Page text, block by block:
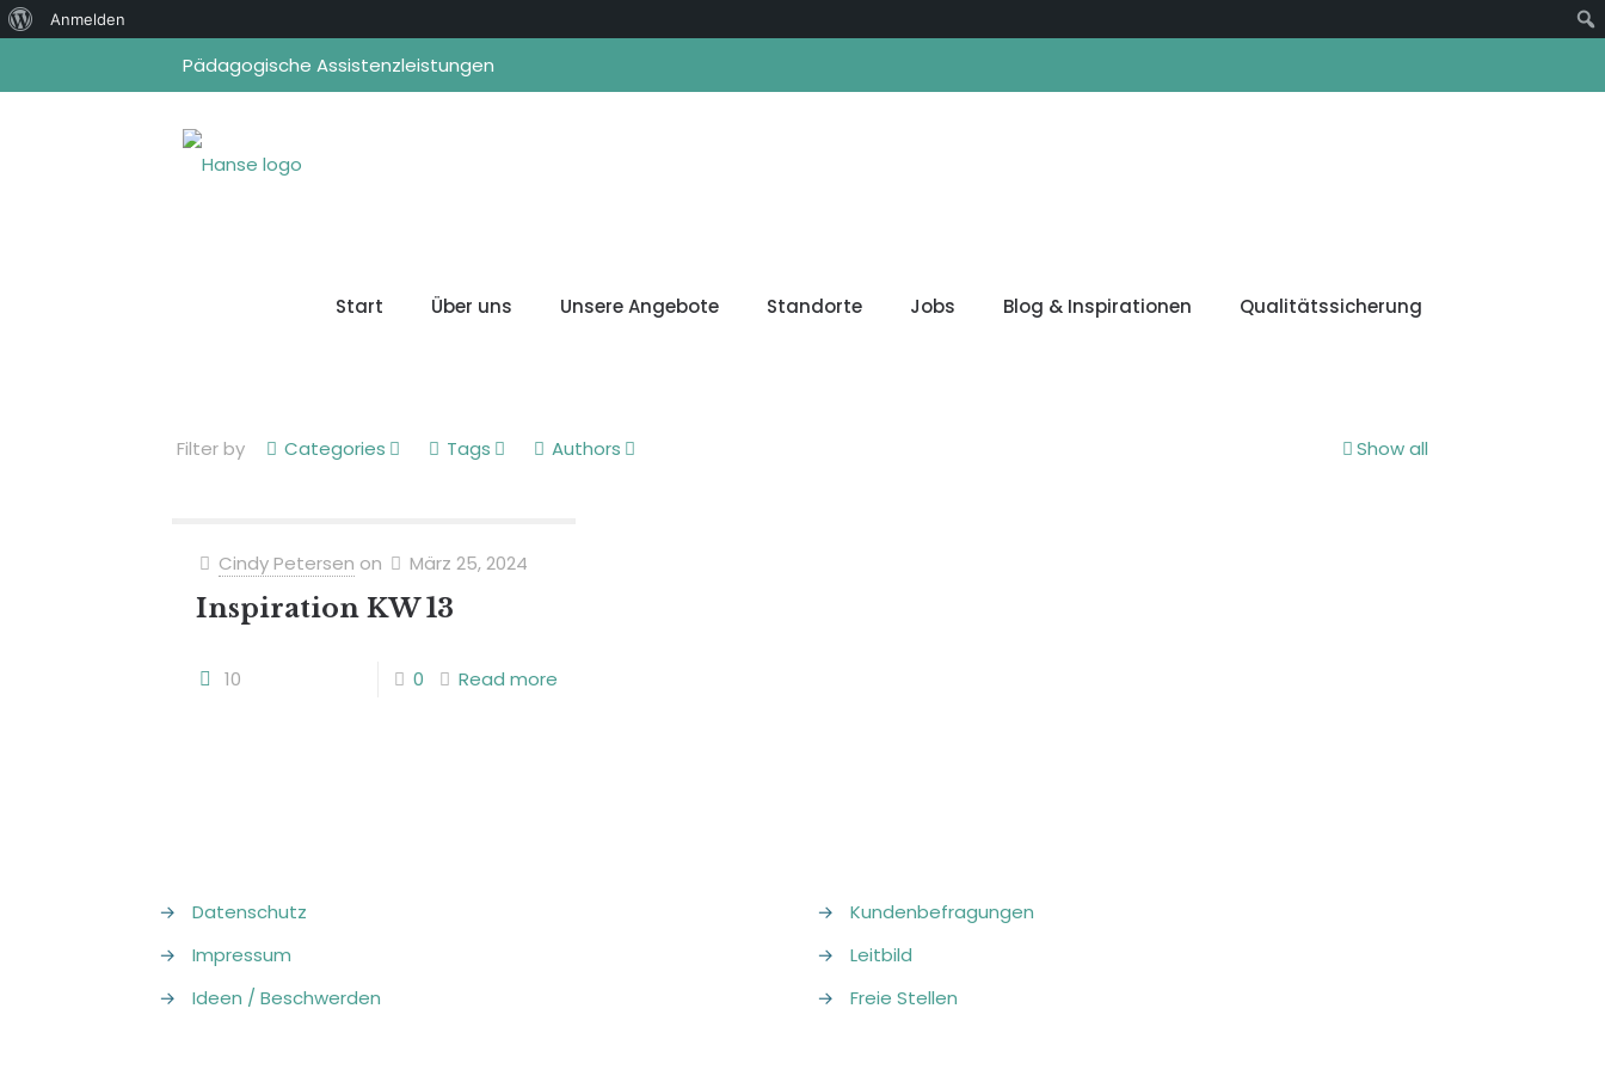
Pädagogische Assistenzleistungen
Start Über uns Unsere Angebote Standorte Jobs Blog & Inspirationen Qualitätssicherung
Filter by Categories Tags Authors Show all
Cindy Petersen on März 25, 2024
Inspiration KW 13
10 0 Read more
→
Datenschutz
→
Impressum
→
Ideen / Beschwerden
→
Kundenbefragungen
→
Leitbild
→
Freie Stellen
Über
Anmelden